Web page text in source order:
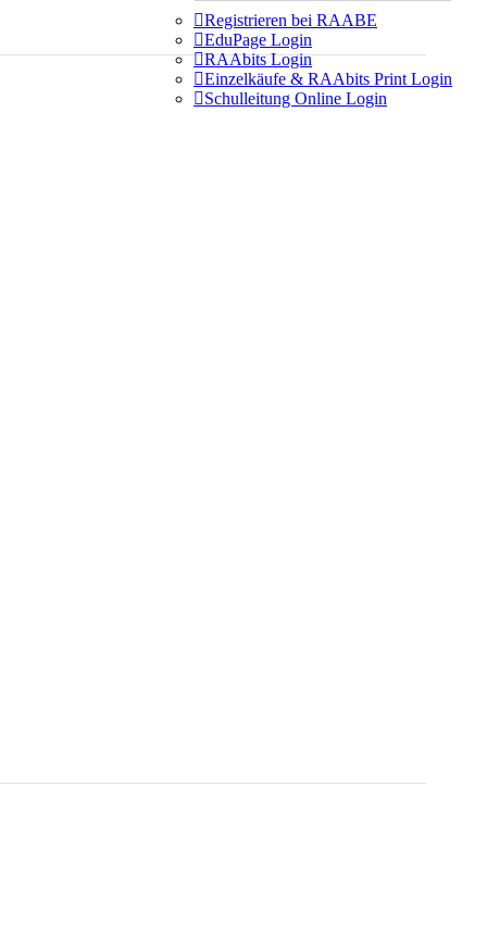
Registrieren bei RAABE
EduPage Login
RAAbits Login
Einzelkäufe & RAAbits Print Login
Schulleitung Online Login